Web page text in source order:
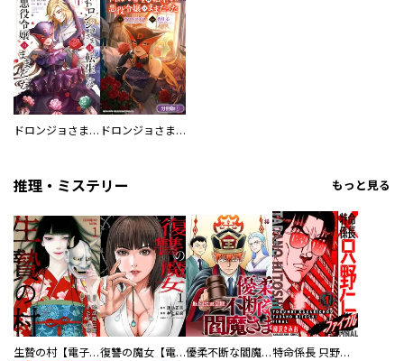
ドロンジョさまは転生しても悪役令嬢のままだった ドロンジョさまは転生しても悪役令嬢のままだった【分冊版】
推理・ミステリー もっと見る
生贄の村【電子単行本版】 復讐の魔女【電子単行本版】 優柔不断な閻魔さま 特命係長 只野仁ファイナル 愛蔵版